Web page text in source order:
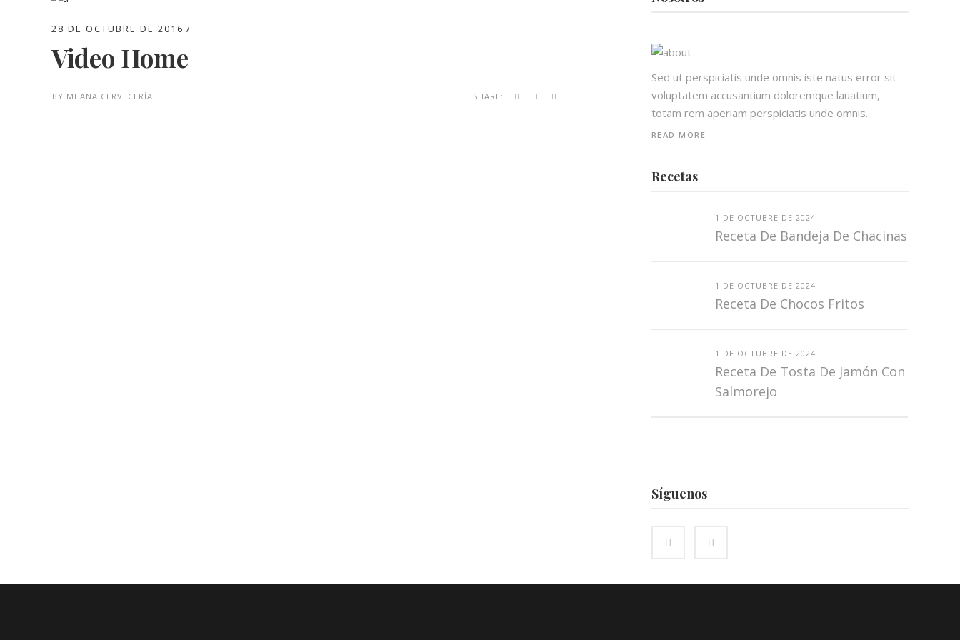
28 DE OCTUBRE DE 2016
Video Home
BY MI ANA CERVECERÍA SHARE:
Sed ut perspiciatis unde omnis iste natus error sit
voluptatem accusantium doloremque lauatium,
totam rem aperiam perspiciatis unde omnis.
READ MORE
Recetas
1 DE OCTUBRE DE 2024
Receta De Bandeja De Chacinas
1 DE OCTUBRE DE 2024
Receta De Chocos Fritos
1 DE OCTUBRE DE 2024
Receta De Tosta De Jamón Con
Salmorejo
Síguenos